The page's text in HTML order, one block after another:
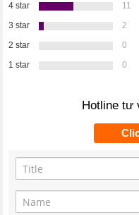
4 star
11
3 star
2
2 star
0
1 star
0
Hotline tư